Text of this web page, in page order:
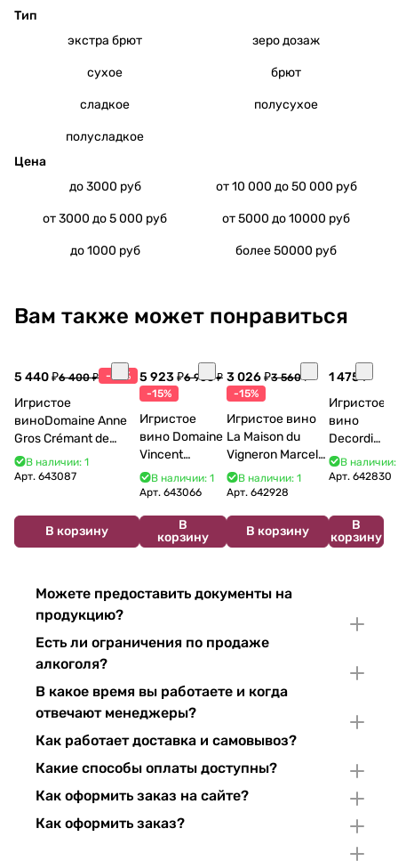
Тип
экстра брют
зеро дозаж
сухое брют
сладкое полусухое
полусладкое
Цена
до 3000 руб
от 10 000 до 50 000 руб
от 3000 до 5 000 руб от 5000 до 10000 руб
до 1000 руб более 50000 руб
Вам также может понравиться
5 440 ₽6 400 ₽ -15%
Игристое
виноDomaine Anne
Gros Crémant de
Bourgogne La Fun en
Bulles Chardonnay et
В наличии: 1
Арт. 643087
В корзину
5 923 ₽6 968 ₽
-15%
Игристое
вино Domaine
Vincent
Bouzereau
Crémant de
В наличии: 1
Арт. 643066
В
корзину
3 026 ₽3 560 ₽
-15%
Игристое вино
La Maison du
Vigneron Marcel
Cabelier Cremant
du Jura
В наличии: 1
Арт.642928
В корзину
1 475 ₽
Игристое
вино
Decordi
Costa Blu
Brut 750
В наличии:
Арт. 642830
В
корзину
Можете предоставить документы на
продукцию?
Есть ли ограничения по продаже
алкоголя?
В какое время вы работаете и когда
отвечают менеджеры?
Как работает доставка и самовывоз?
Какие способы оплаты доступны?
Как оформить заказ на сайте?
Как оформить заказ?